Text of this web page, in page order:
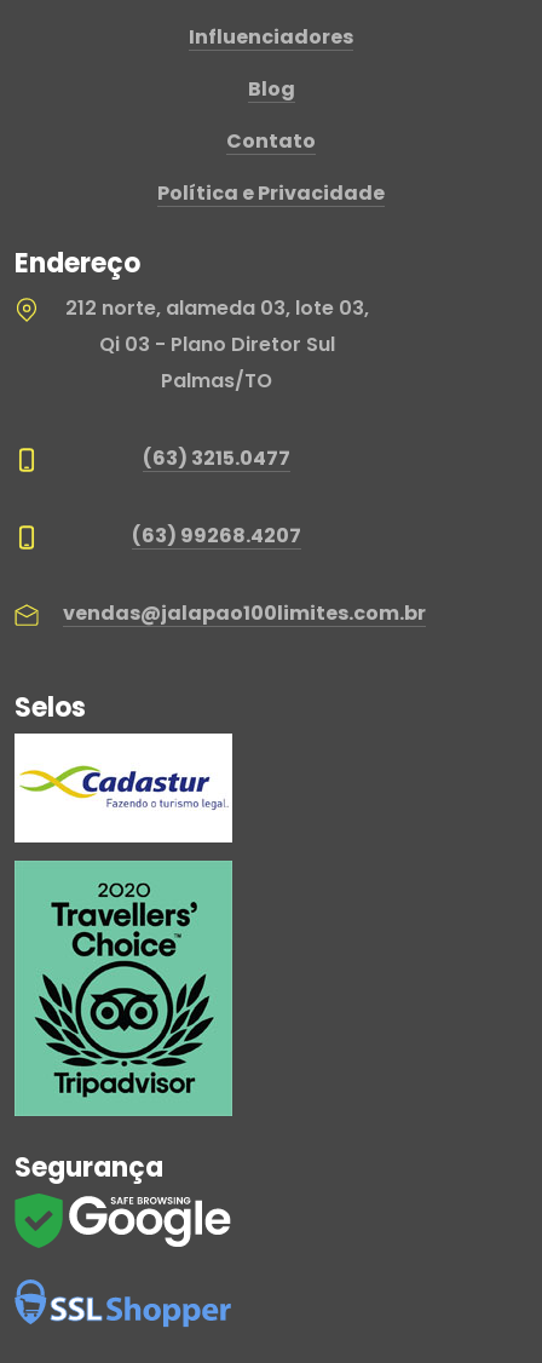
Influenciadores
Blog
Contato
Política e Privacidade
Endereço
212 norte, alameda 03, lote 03,
Qi 03 - Plano Diretor Sul
Palmas/TO
(63) 3215.0477
(63) 99268.4207
vendas@jalapao100limites.com.br
Selos
Segurança